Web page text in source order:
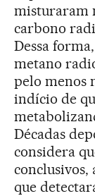
misturaram
carbono
Dessa
metano
pelo menos
indício de
Décadas
considera
conclusivos,
que